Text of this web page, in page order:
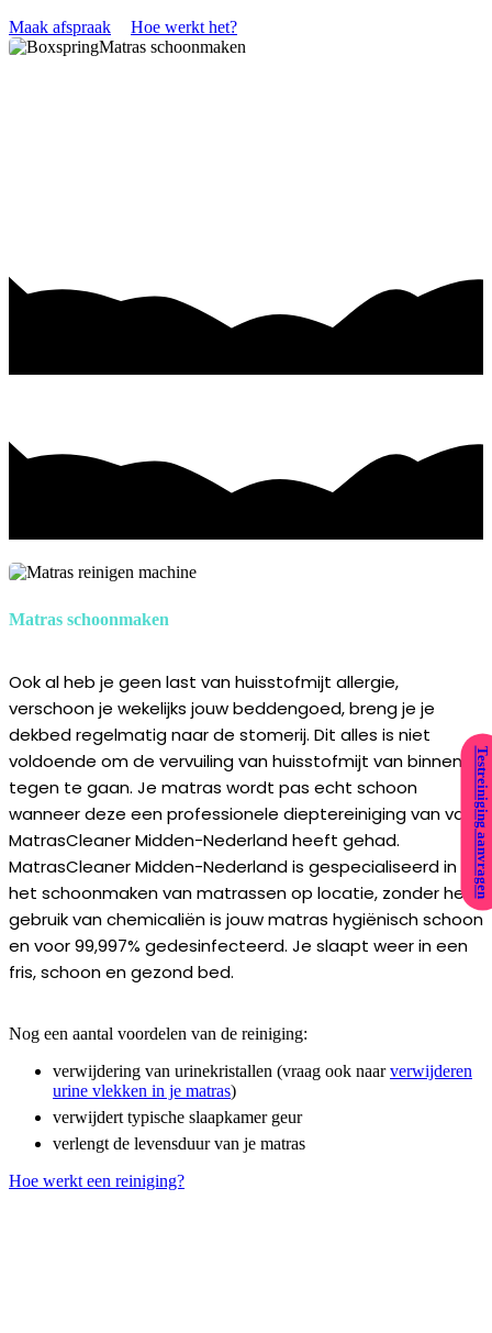
Maak afspraak
Hoe werkt het?
Matras schoonmaken
Ook al heb je geen last van huisstofmijt allergie,
verschoon je wekelijks jouw beddengoed, breng je je
dekbed regelmatig naar de stomerij. Dit alles is niet
voldoende om de vervuiling van huisstofmijt van binnenuit
tegen te gaan. Je matras wordt pas echt schoon
wanneer deze een professionele dieptereiniging van van
MatrasCleaner Midden-Nederland heeft gehad.
MatrasCleaner Midden-Nederland is gespecialiseerd in
het schoonmaken van matrassen op locatie, zonder het
gebruik van chemicaliën is jouw matras hygiënisch schoon
en voor 99,997% gedesinfecteerd. Je slaapt weer in een
fris, schoon en gezond bed.
Nog een aantal voordelen van de reiniging:
verwijdering van urinekristallen (vraag ook naarverwijderen
urine vlekken in je matras)
verwijdert typische slaapkamer geur
verlengt de levensduur van je matras
Hoe werkt een reiniging?
Testreiniging aanvragen